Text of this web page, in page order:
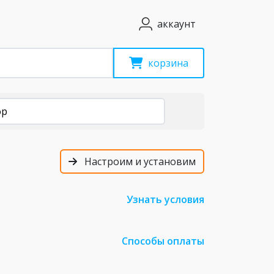
аккаунт
корзина
Настроим и установим
Узнать условия
Способы оплаты